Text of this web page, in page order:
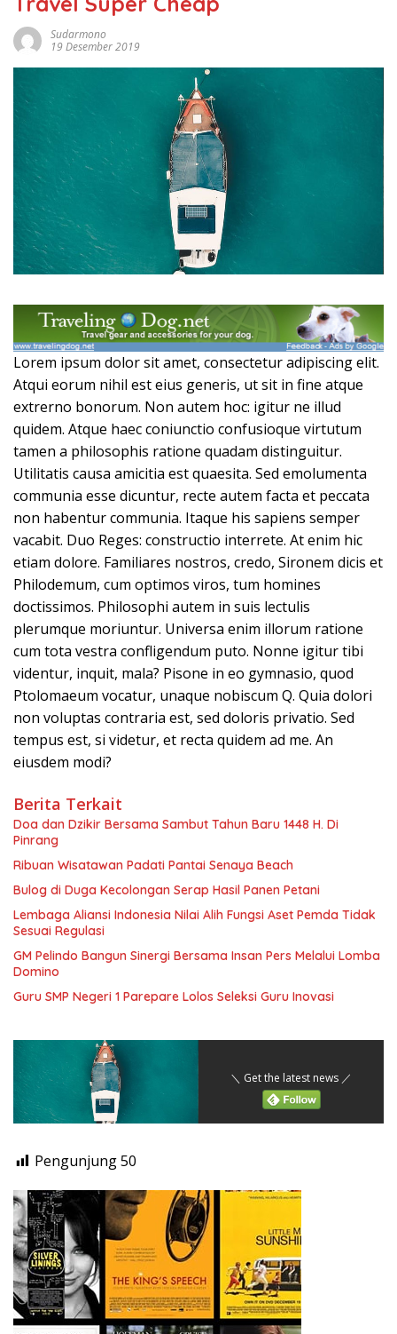
Sudarmono
19 Desember 2019
Lorem ipsum dolor sit amet, consectetur adipiscing elit.
Atqui eorum nihil est eius generis, ut sit in fine atque
extrerno bonorum. Non autem hoc: igitur ne illud
quidem. Atque haec coniunctio confusioque virtutum
tamen a philosophis ratione quadam distinguitur.
Utilitatis causa amicitia est quaesita. Sed emolumenta
communia esse dicuntur, recte autem facta et peccata
non habentur communia. Itaque his sapiens semper
vacabit. Duo Reges: constructio interrete. At enim hic
etiam dolore. Familiares nostros, credo, Sironem dicis et
Philodemum, cum optimos viros, tum homines
doctissimos. Philosophi autem in suis lectulis
plerumque moriuntur. Universa enim illorum ratione
cum tota vestra confligendum puto. Nonne igitur tibi
videntur, inquit, mala? Pisone in eo gymnasio, quod
Ptolomaeum vocatur, unaque nobiscum Q. Quia dolori
non voluptas contraria est, sed doloris privatio. Sed
tempus est, si videtur, et recta quidem ad me. An
eiusdem modi?
Berita Terkait
Doa dan Dzikir Bersama Sambut Tahun Baru 1448 H. Di
Pinrang
Ribuan Wisatawan Padati Pantai Senaya Beach
Bulog di Duga Kecolongan Serap Hasil Panen Petani
Lembaga Aliansi Indonesia Nilai Alih Fungsi Aset Pemda Tidak
Sesuai Regulasi
GM Pelindo Bangun Sinergi Bersama Insan Pers Melalui Lomba
Domino
Guru SMP Negeri 1 Parepare Lolos Seleksi Guru Inovasi
＼ Get the latest news ／
Pengunjung50